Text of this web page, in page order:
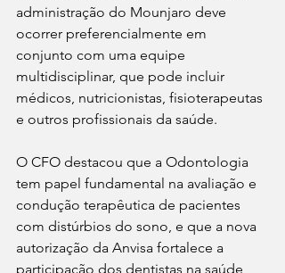
administração do Mounjaro deve
ocorrer preferencialmente em
conjunto com uma equipe
multidisciplinar, que pode incluir
médicos, nutricionistas, fisioterapeutas
e outros profissionais da saúde.
O CFO destacou que a Odontologia
tem papel fundamental na avaliação e
condução terapêutica de pacientes
com distúrbios do sono, e que a nova
autorização da Anvisa fortalece a
participação dos dentistas na saúde